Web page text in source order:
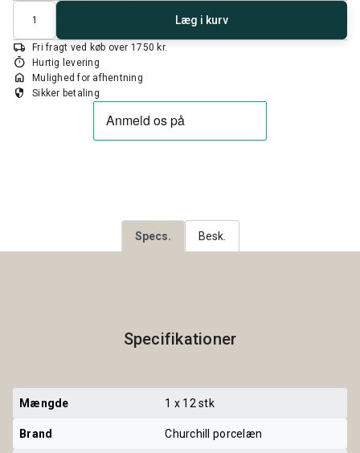
Antal
Læg i kurv
local_shipping Fri fragt ved køb over 1750 kr.
timer Hurtig levering
home Mulighed for afhentning
security Sikker betaling
Specs. Besk.
Specifikationer
Mængde 1 x 12 stk
Brand Churchill porcelæn